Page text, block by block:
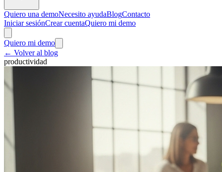
Quiero una demoNecesito ayudaBlogContacto
Iniciar sesiónCrear cuentaQuiero mi demo
Quiero mi demo
← Volver al blog
productividad